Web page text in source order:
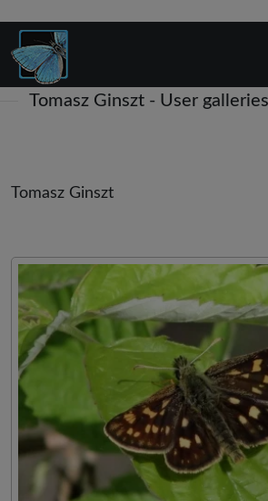
Tomasz Ginszt - User
Tomasz Ginszt